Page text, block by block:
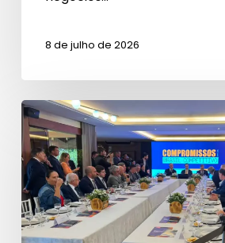
8 de julho de 2026
Frentes
parlamentares
promovem
debate
sobre
competitividade